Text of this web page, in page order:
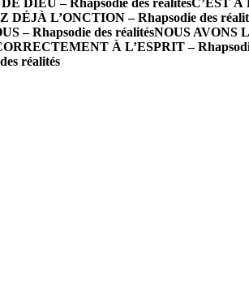
DIEU – Rhapsodie des réalitésC’EST À
DÉJÀ L’ONCTION – Rhapsodie des
– Rhapsodie des réalitésNOUS AVONS
À L’ESPRIT –
réalités